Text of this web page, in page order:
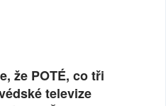
že POTÉ, co tři
televize